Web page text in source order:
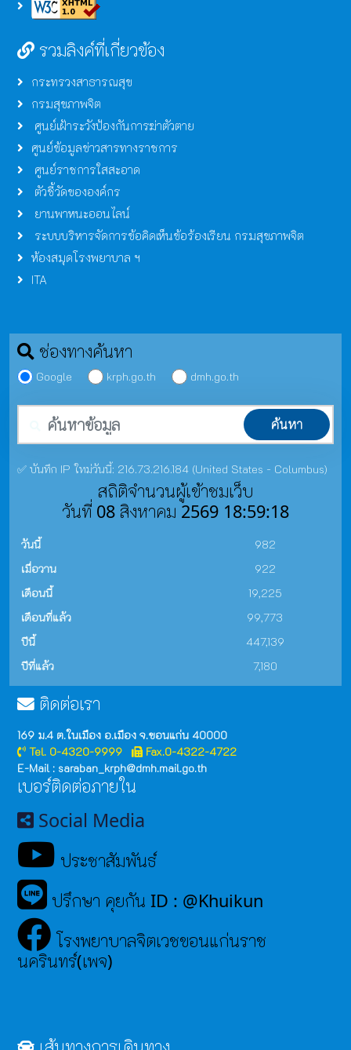
รวมลิงค์ที่เกี่ยวข้อง
กระทรวงสาธารณสุข
กรมสุขภาพจิต
ศูนย์เฝ้าระวังป้องกันการฆ่าตัวตาย
ศูนย์ข้อมูลข่าวสารทางราชการ
ศูนย์ราชการใสสะอาด
ตัวชี้วัดขององค์กร
ยานพาหนะออนไลน์
ระบบบริหารจัดการข้อคิดเห็นข้อร้องเรียน กรมสุขภาพจิต
ห้องสมุดโรงพยาบาล ฯ
ITA
ช่องทางค้นหา
Google krph.go.th dmh.go.th
ค้นหา
✅ บันทึก IP ใหม่วันนี้: 216.73.216.184 (United States - Columbus)
สถิติจำนวนผู้เข้าชมเว็บ
วันที่ 08 สิงหาคม 2569 18:59:18
วันนี้
982
เมื่อวาน
922
เดือนนี้
19,225
เดือนที่แล้ว
99,773
ปีนี้
447,139
ปีที่แล้ว
7,180
ติดต่อเรา
169 ม.4 ต.ในเมือง อ.เมือง จ.ขอนแก่น 40000
Tel. 0-4320-9999
Fax.0-4322-4722
E-Mail : saraban_krph@dmh.mail.go.th
เบอร์ติดต่อภายใน
Social Media
ประชาสัมพันธ์
ปรึกษา คุยกัน ID : @Khuikun
โรงพยาบาลจิตเวชขอนแก่นราช
นครินทร์(เพจ)